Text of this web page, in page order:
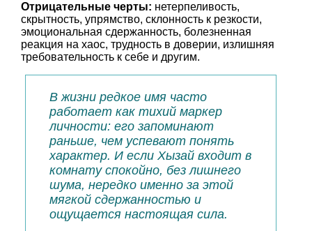
Отрицательные черты: нетерпеливость,
скрытность, упрямство, склонность к резкости,
эмоциональная сдержанность, болезненная
реакция на хаос, трудность в доверии, излишняя
требовательность к себе и другим.
В жизни редкое имя часто
работает как тихий маркер
личности: его запоминают
раньше, чем успевают понять
характер. И если Хызай входит в
комнату спокойно, без лишнего
шума, нередко именно за этой
мягкой сдержанностью и
ощущается настоящая сила.